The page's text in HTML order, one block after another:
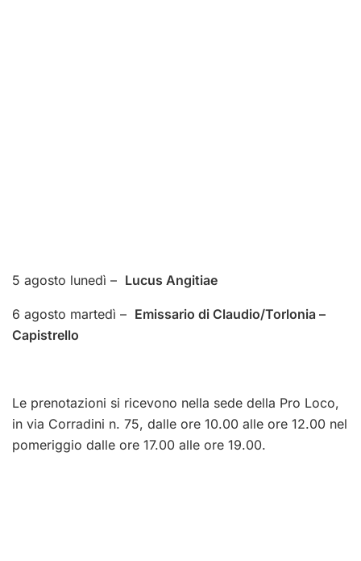
5 agosto lunedì – Lucus Angitiae
6 agosto martedì – Emissario di Claudio/Torlonia –
Capistrello
Le prenotazioni si ricevono nella sede della Pro Loco,
in via Corradini n. 75, dalle ore 10.00 alle ore 12.00 nel
pomeriggio dalle ore 17.00 alle ore 19.00.